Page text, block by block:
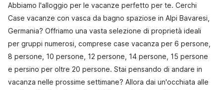
Abbiamo l'alloggio per le vacanze perfetto per te. Cerchi
Case vacanze con vasca da bagno spaziose in Alpi Bavaresi,
Germania? Offriamo una vasta selezione di proprietà ideali
per gruppi numerosi, comprese case vacanza per 6 persone,
8 persone, 10 persone, 12 persone, 14 persone, 15 persone
e persino per oltre 20 persone. Stai pensando di andare in
vacanza nelle prossime settimane? Allora dai un'occhiata alle